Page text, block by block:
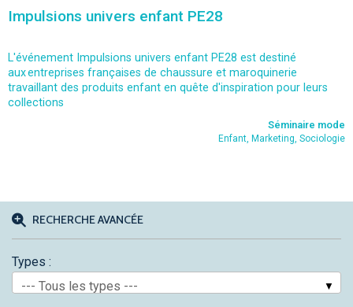
Impulsions univers enfant PE28
L'événement Impulsions univers enfant PE28 est destiné
aux entreprises françaises de chaussure et maroquinerie
travaillant des produits enfant en quête d'inspiration pour leurs
collections
Séminaire mode
Enfant, Marketing, Sociologie
RECHERCHE AVANCÉE
Types :
--- Tous les types ---